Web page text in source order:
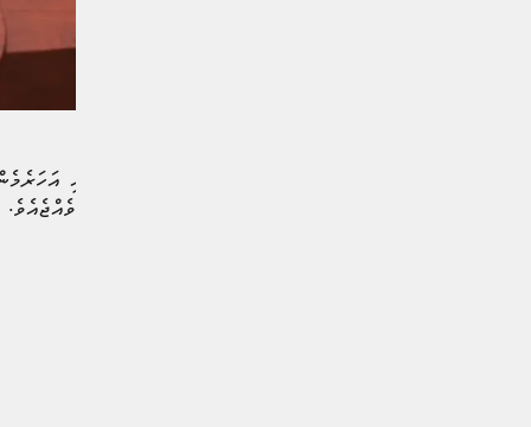
ދަނޑުވެރިކަމުގެ ސިނާއަތުގައި
ޑރ. މަރްޔަމް މާރިޔާ ވިދާޅުވެއްޖެއެވެ.